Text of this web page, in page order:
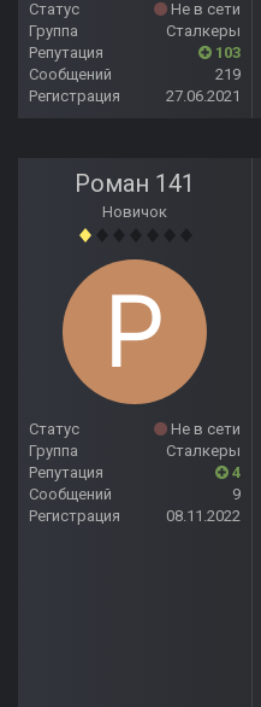
Статус
Не в сети
Группа
Сталкеры
Репутация
103
Сообщений
219
Регистрация
27.06.2021
Роман 141
Новичок
Статус
Не в сети
Группа
Сталкеры
Репутация
4
Сообщений
9
Регистрация
08.11.2022